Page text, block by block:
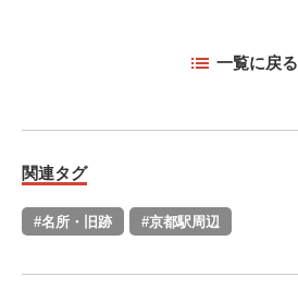
一覧に戻る
関連タグ
#名所・旧跡 #京都駅周辺